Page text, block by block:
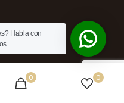
0 0
Habla con